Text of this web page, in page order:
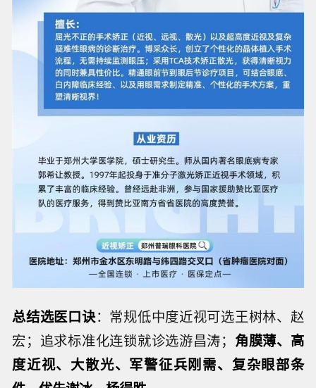
总结选医口诀：常规低中度近视可选王树林、赵
宏；追求标准化连锁就诊选游昌涛； 角膜薄、高
度近视、大散光、军警征兵刚需、复杂眼部条